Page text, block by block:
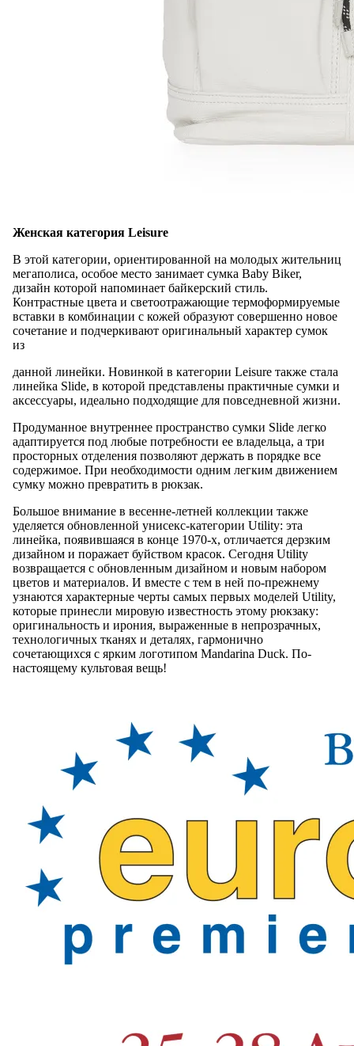
Женская категория Leisure
В этой категории, ориентированной на молодых жительниц
мегаполиса, особое место занимает сумка Baby Biker,
дизайн которой напоминает байкерский стиль.
Контрастные цвета и светоотражающие термоформируемые
вставки в комбинации с кожей образуют совершенно новое
сочетание и подчеркивают оригинальный характер сумок
из
данной линейки. Новинкой в категории Leisure также стала
линейка Slide, в которой представлены практичные сумки и
аксессуары, идеально подходящие для повседневной жизни.
Продуманное внутреннее пространство сумки Slide легко
адаптируется под любые потребности ее владельца, а три
просторных отделения позволяют держать в порядке все
содержимое. При необходимости одним легким движением
сумку можно превратить в рюкзак.
Большое внимание в весенне-летней коллекции также
уделяется обновленной унисекс-категории Utility: эта
линейка, появившаяся в конце 1970-х, отличается дерзким
дизайном и поражает буйством красок. Сегодня Utility
возвращается с обновленным дизайном и новым набором
цветов и материалов. И вместе с тем в ней по-прежнему
узнаются характерные черты самых первых моделей Utility,
которые принесли мировую известность этому рюкзаку:
оригинальность и ирония, выраженные в непрозрачных,
технологичных тканях и деталях, гармонично
сочетающихся с ярким логотипом Mandarina Duck. По-
настоящему культовая вещь!